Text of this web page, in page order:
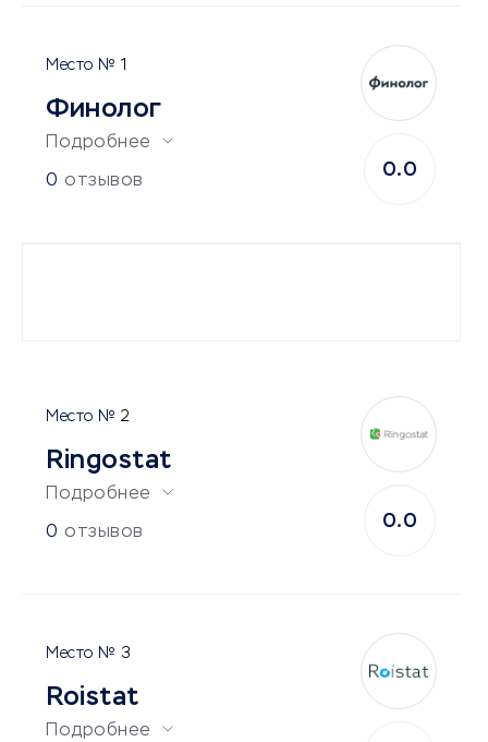
1
Финолог
Подробнее
0 отзывов
0.0
2
Ringostat
Подробнее
0 отзывов
0.0
3
Roistat
Подробнее